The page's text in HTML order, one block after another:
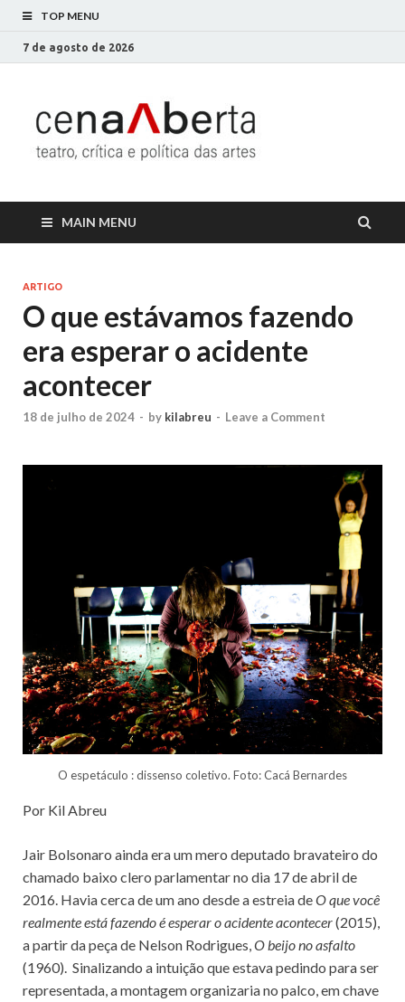
TOP MENU
7 de agosto de 2026
MAIN MENU
ARTIGO
O que estávamos fazendo
era esperar o acidente
acontecer
18 de julho de 2024 - by kilabreu - Leave a Comment
O espetáculo : dissenso coletivo. Foto: Cacá Bernardes
Por Kil Abreu
Jair Bolsonaro ainda era um mero deputado bravateiro do
chamado baixo clero parlamentar no dia 17 de abril de
2016. Havia cerca de um ano desde a estreia deO que você
realmente está fazendo é esperar o acidente acontecer(2015),
a partir da peça de Nelson Rodrigues, O beijo no asfalto
(1960). Sinalizando a intuição que estava pedindo para ser
representada, a montagem organizaria no palco, em chave